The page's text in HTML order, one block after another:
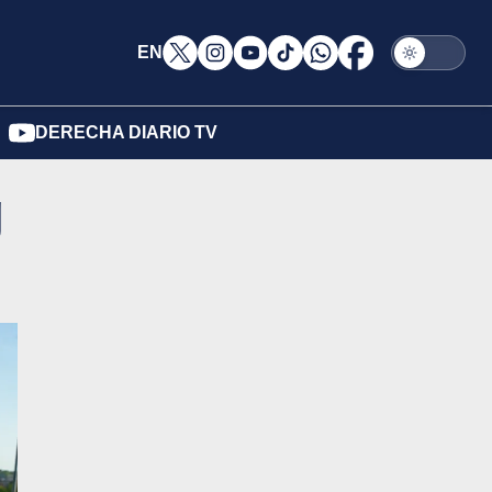
EN
DERECHA DIARIO TV